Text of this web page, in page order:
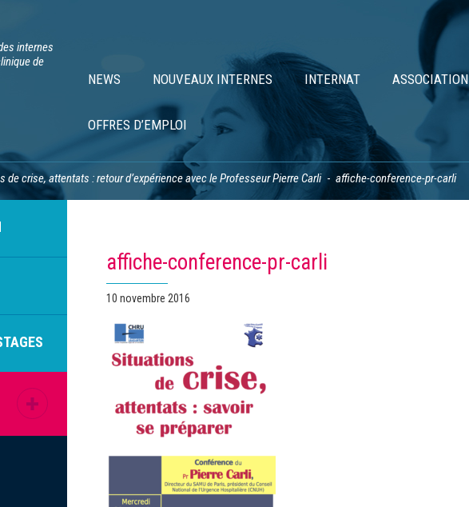
internes
de
NEWS NOUVEAUX INTERNES INTERNAT ASSOCIATION
OFFRES D’EMPLOI
de crise, attentats : retour d’expérience avec le Professeur Pierre Carli affiche-conference-pr-carli
affiche-conference-pr-carli
Publié
10 novembre 2016